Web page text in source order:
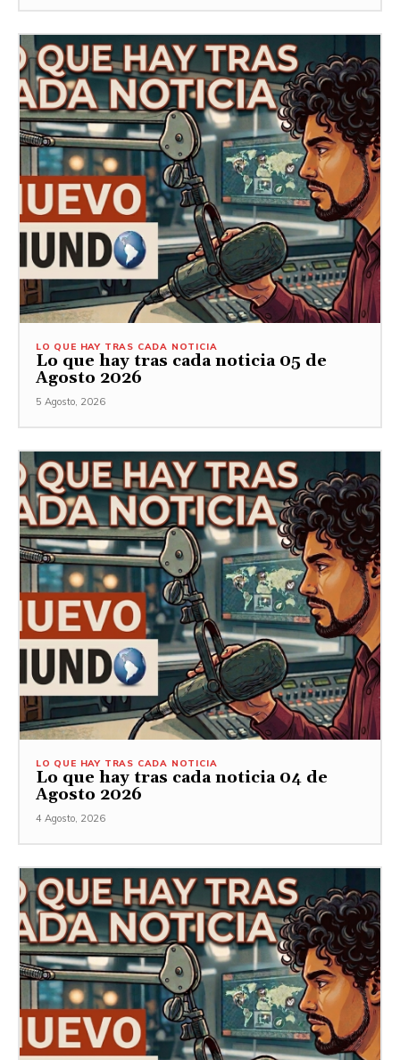
LO QUE HAY TRAS CADA NOTICIA
Lo que hay tras cada noticia 05 de
Agosto 2026
5 Agosto, 2026
LO QUE HAY TRAS CADA NOTICIA
Lo que hay tras cada noticia 04 de
Agosto 2026
4 Agosto, 2026